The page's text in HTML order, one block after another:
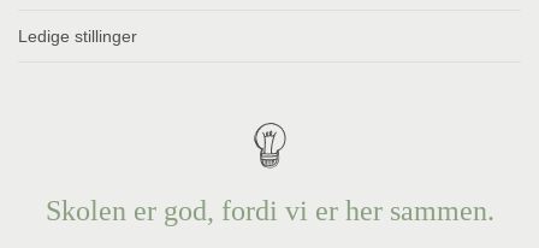
Ledige stillinger
Skolen er god, fordi vi er her sammen.